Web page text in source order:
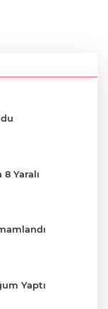
Yaralı
Yaptı